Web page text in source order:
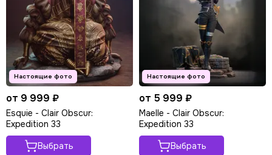
от 9 999 ₽
Esquie - Clair Obscur:
Expedition 33
Выбрать
от 5 999 ₽
Maelle - Clair Obscur:
Expedition 33
Выбрать